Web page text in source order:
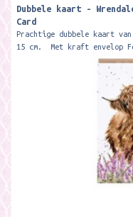
Dubbele kaart -
Card
Prachtige dubbele kaart
15 cm. Met kraft envelop